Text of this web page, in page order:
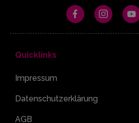
Quicklinks
Impressum
Datenschutzerklärung
AGB